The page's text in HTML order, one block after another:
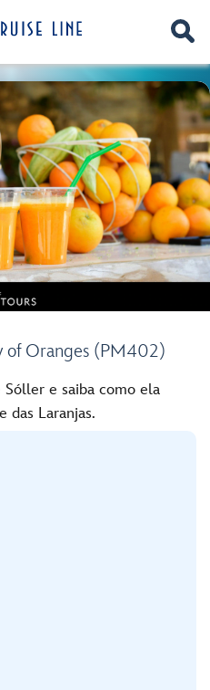
of Oranges (PM402)
e saiba como ela
das Laranjas.